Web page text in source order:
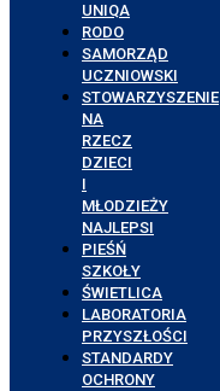
UNIQA
RODO
SAMORZĄD
UCZNIOWSKI
STOWARZYSZENIE
NA
RZECZ
DZIECI
I
MŁODZIEŻY
NAJLEPSI
PIEŚŃ
SZKOŁY
ŚWIETLICA
LABORATORIA
PRZYSZŁOŚCI
STANDARDY
OCHRONY